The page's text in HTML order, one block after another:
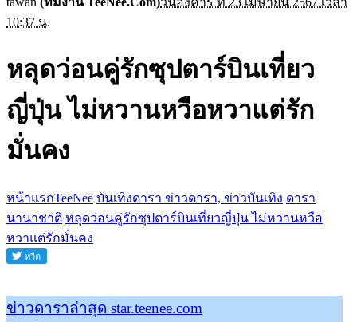
10:37 น.
หลุดว่อนคู่รักซุปตาร์บินเที่ยว
ญี่ปุ่น ไม่หวานหวือหวาแต่รัก
มั่นคง
หน้าแรกTeeNee บันเทิงดารา ข่าวดารา, ข่าวบันเทิง ดารา
นานาชาติ หลุดว่อนคู่รักซุปตาร์บินเที่ยวญี่ปุ่น ไม่หวานหวือ
หวาแต่รักมั่นคง
ข่าวดาราล่าสุด star.teenee.com